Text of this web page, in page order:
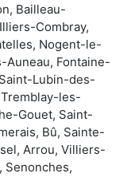
Bailleau-
Combray,
Nogent-le-
Auneau, Fontaine-
Lubin-des-
les-
Gouet, Saint-
Bû, Sainte-
Arrou, Villiers-
Senonches,